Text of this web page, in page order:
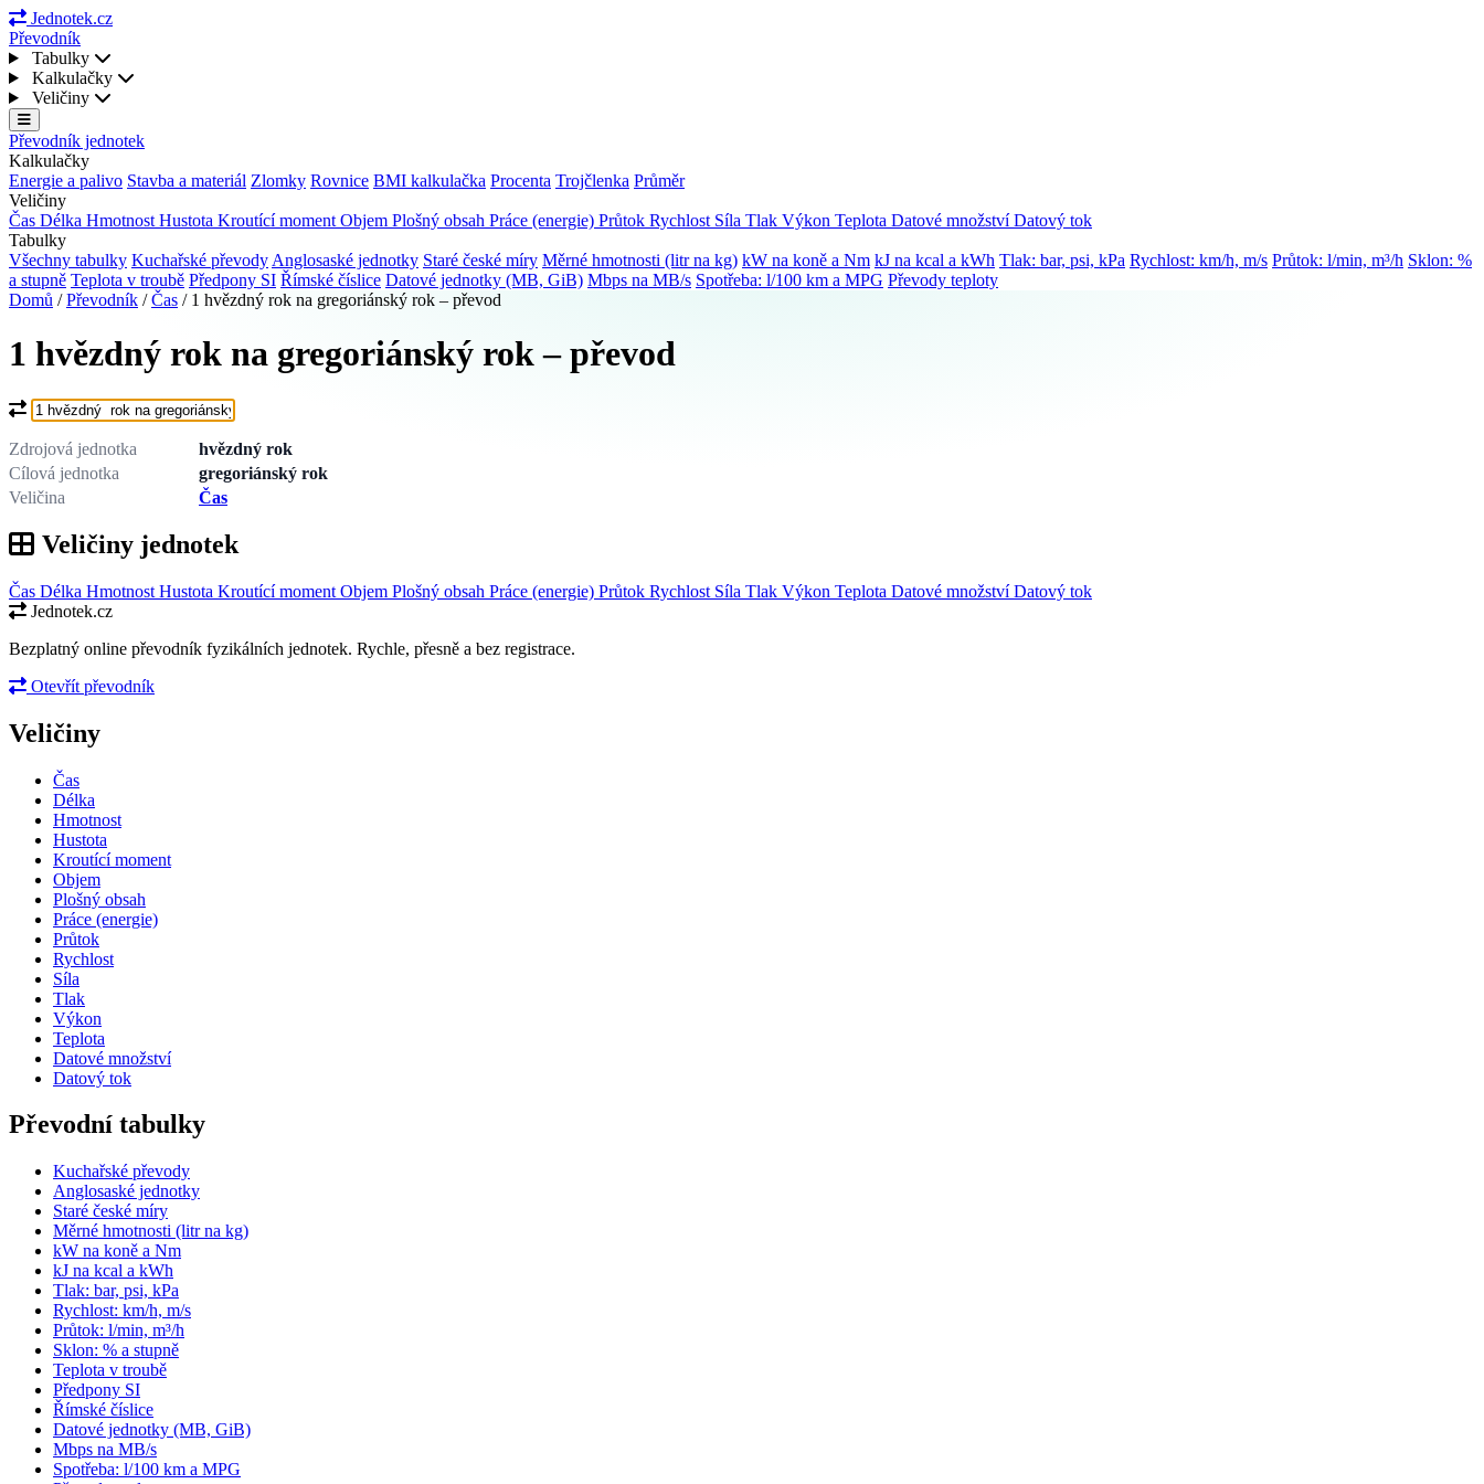
Jednotek.cz
Převodník
Tabulky
Kalkulačky
Veličiny
Převodník jednotek
Kalkulačky
Energie a palivo Stavba a materiál Zlomky Rovnice BMI kalkulačka Procenta Trojčlenka Průměr
Veličiny
Čas Délka Hmotnost Hustota Kroutící moment Objem Plošný obsah Práce (energie) Průtok Rychlost Síla Tlak Výkon Teplota Datové množstvíDatový tok
Tabulky
Všechny tabulky Kuchařské převody Anglosaské jednotky Staré české míry Měrné hmotnosti (litr na kg) kW na koně a Nm kJ na kcal a kWh Tlak: bar, psi, kPa Rychlost: km/h, m/s Průtok: l/min, m³/h Sklon: %
a stupně Teplota v troubě Předpony SI Římské číslice Datové jednotky (MB, GiB) Mbps na MB/s Spotřeba: l/100 km a MPG Převody teploty
Domů / Převodník / Čas / 1 hvězdný rok na gregoriánský rok – převod
1 hvězdný rok na gregoriánský rok – převod
Co chcete převést?
Zdrojová jednotka
hvězdný rok
Cílová jednotka
gregoriánský rok
Veličina
Čas
Veličiny jednotek
Čas Délka Hmotnost Hustota Kroutící moment Objem Plošný obsah Práce (energie) Průtok Rychlost Síla Tlak Výkon Teplota Datové množstvíDatový tok
Jednotek.cz
Bezplatný online převodník fyzikálních jednotek. Rychle, přesně a bez registrace.
Otevřít převodník
Veličiny
Čas
Délka
Hmotnost
Hustota
Kroutící moment
Objem
Plošný obsah
Práce (energie)
Průtok
Rychlost
Síla
Tlak
Výkon
Teplota
Datové množství
Datový tok
Převodní tabulky
Kuchařské převody
Anglosaské jednotky
Staré české míry
Měrné hmotnosti (litr na kg)
kW na koně a Nm
kJ na kcal a kWh
Tlak: bar, psi, kPa
Rychlost: km/h, m/s
Průtok: l/min, m³/h
Sklon: % a stupně
Teplota v troubě
Předpony SI
Římské číslice
Datové jednotky (MB, GiB)
Mbps na MB/s
Spotřeba: l/100 km a MPG